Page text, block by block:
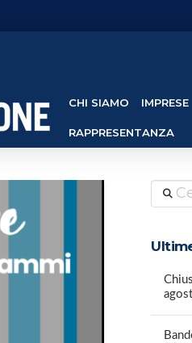
CHI SIAMO IMPRESE
RAPPRESENTANZA
Cerca